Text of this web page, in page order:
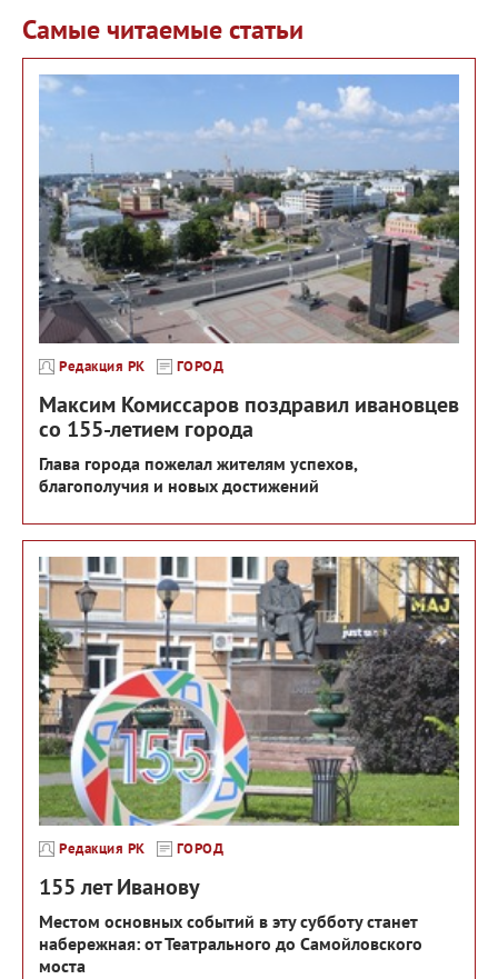
Самые читаемые статьи
Редакция РК ГОРОД
Максим Комиссаров поздравил ивановцев
со 155-летием города
Глава города пожелал жителям успехов,
благополучия и новых достижений
Редакция РК ГОРОД
155 лет Иванову
Местом основных событий в эту субботу станет
набережная: от Театрального до Самойловского
моста